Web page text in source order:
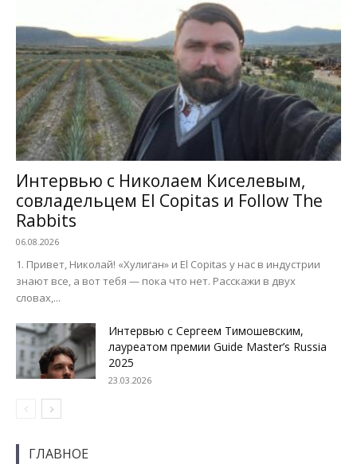
Интервью с Николаем Киселевым,
совладельцем El Copitas и Follow The
Rabbits
06.08.2026
1. Привет, Николай! «Хулиган» и El Copitas у нас в индустрии
знают все, а вот тебя — пока что нет. Расскажи в двух
словах,...
Интервью с Сергеем Тимошевским,
лауреатом премии Guide Master’s Russia
2025
23.03.2026
ГЛАВНОЕ